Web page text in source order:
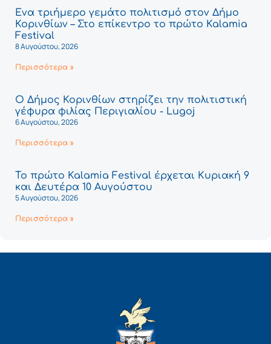
Ένα τριήμερο γεμάτο πολιτισμό στον Δήμο
Κορινθίων – Στο επίκεντρο το πρώτο Kalamia
Festival
8 Αυγούστου, 2026
Περισσότερα »
Ο Δήμος Κορινθίων στηρίζει την πολιτιστική
γέφυρα φιλίας Περιγιαλίου - Lugoj
6 Αυγούστου, 2026
Περισσότερα »
Το πρώτο Kalamia Festival έρχεται Κυριακή 9
και Δευτέρα 10 Αυγούστου
5 Αυγούστου, 2026
Περισσότερα »